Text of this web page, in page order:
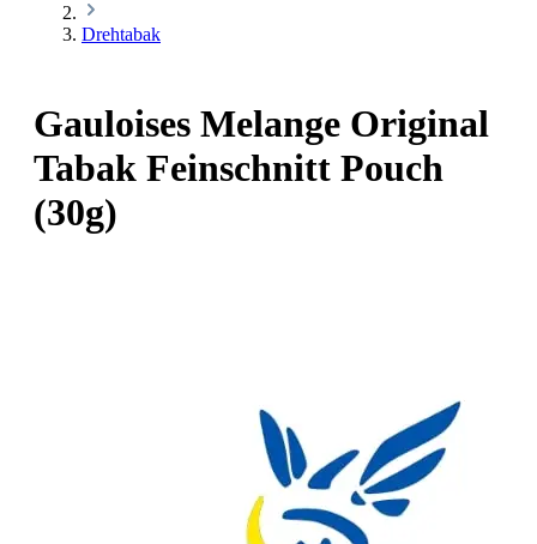
Drehtabak
Gauloises Melange Original
Tabak Feinschnitt Pouch
(30g)